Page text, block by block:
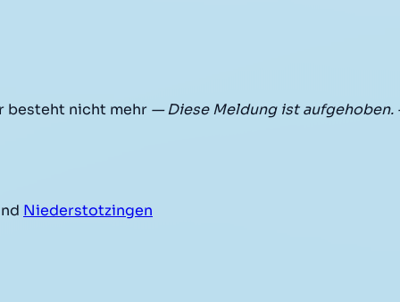
besteht nicht mehr — Diese Meldung ist aufgehoben.
Niederstotzingen